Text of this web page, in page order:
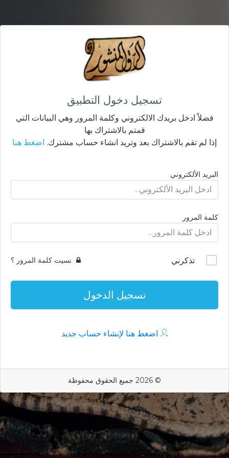
تسجيل دخول التطبيق
فضلاً ادخل بريدك الالكتروني وكلمة المرور وهي البيانات التي
قمتم بالاشتراك بها
إذا لم تقم بالاشتراك بعد وتريد انشاء حساب مشترك. اضغط هنا
البريد الألكتروني
كلمة المرور
تذكرني نسيت كلمة المرور ؟
تسجيل الدخول
اضغط هنا لإنشاء حساب جديد
© 2026 جميع الحقوق محفوظة